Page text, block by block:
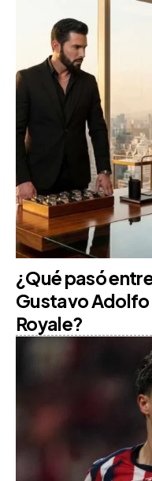
¿Qué pasó
Gustavo Adolfo
Royale?